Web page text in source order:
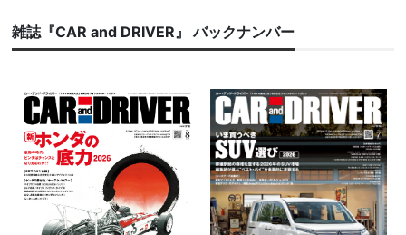
雑誌『CAR and DRIVER』 バックナンバー